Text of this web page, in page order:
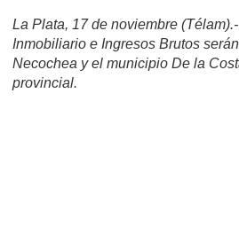
La Plata, 17 de noviembre
Inmobiliario e Ingresos Brutos
Necochea y el municipio De la
provincial.